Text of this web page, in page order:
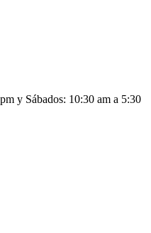
y Sábados: 10:30 am a 5:30